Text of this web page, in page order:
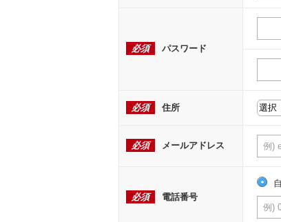
必須 パスワード
必須 住所
必須 メールアドレス
必須 電話番号